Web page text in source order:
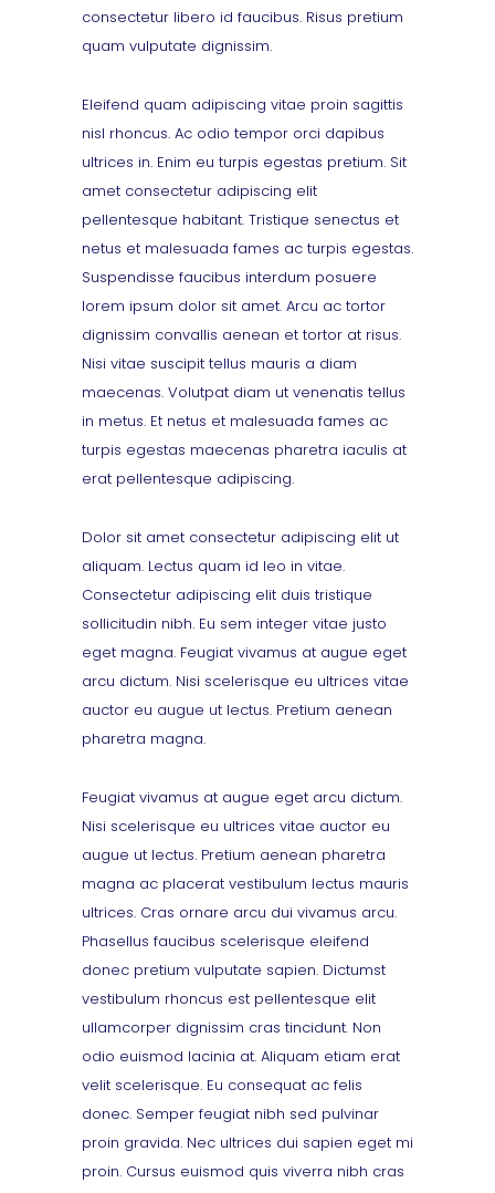
consectetur libero id faucibus. Risus pretium
quam vulputate dignissim.
Eleifend quam adipiscing vitae proin sagittis
nisl rhoncus. Ac odio tempor orci dapibus
ultrices in. Enim eu turpis egestas pretium. Sit
amet consectetur adipiscing elit
pellentesque habitant. Tristique senectus et
netus et malesuada fames ac turpis egestas.
Suspendisse faucibus interdum posuere
lorem ipsum dolor sit amet. Arcu ac tortor
dignissim convallis aenean et tortor at risus.
Nisi vitae suscipit tellus mauris a diam
maecenas. Volutpat diam ut venenatis tellus
in metus. Et netus et malesuada fames ac
turpis egestas maecenas pharetra iaculis at
erat pellentesque adipiscing.
Dolor sit amet consectetur adipiscing elit ut
aliquam. Lectus quam id leo in vitae.
Consectetur adipiscing elit duis tristique
sollicitudin nibh. Eu sem integer vitae justo
eget magna. Feugiat vivamus at augue eget
arcu dictum. Nisi scelerisque eu ultrices vitae
auctor eu augue ut lectus. Pretium aenean
pharetra magna.
Feugiat vivamus at augue eget arcu dictum.
Nisi scelerisque eu ultrices vitae auctor eu
augue ut lectus. Pretium aenean pharetra
magna ac placerat vestibulum lectus mauris
ultrices. Cras ornare arcu dui vivamus arcu.
Phasellus faucibus scelerisque eleifend
donec pretium vulputate sapien. Dictumst
vestibulum rhoncus est pellentesque elit
ullamcorper dignissim cras tincidunt. Non
odio euismod lacinia at. Aliquam etiam erat
velit scelerisque. Eu consequat ac felis
donec. Semper feugiat nibh sed pulvinar
proin gravida. Nec ultrices dui sapien eget mi
proin. Cursus euismod quis viverra nibh cras